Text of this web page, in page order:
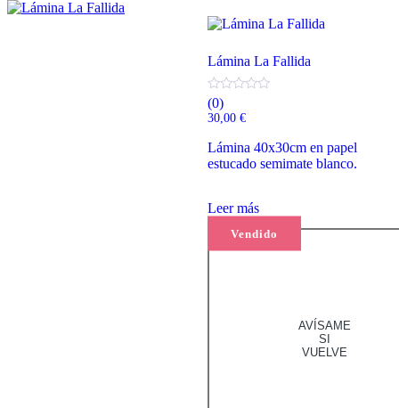
Vendido
Lámina La Fallida
(0)
30,00 €
Lámina 40x30cm en papel
estucado semimate blanco.
Leer más
AVÍSAME
SI
VUELVE